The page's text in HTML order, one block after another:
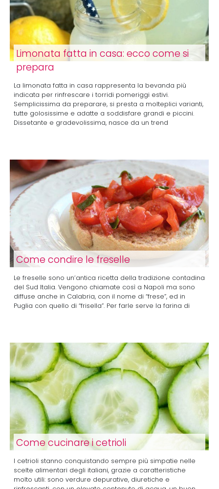
Limonata fatta in casa: ecco come si
prepara
La limonata fatta in casa rappresenta la bevanda più
indicata per rinfrescare i torridi pomeriggi estivi.
Semplicissima da preparare, si presta a molteplici varianti,
tutte golosissime e adatte a soddisfare grandi e piccini.
Dissetante e gradevolissima, nasce da un trend
Come condire le freselle
Le freselle sono un’antica ricetta della tradizione contadina
del Sud Italia. Vengono chiamate così a Napoli ma sono
diffuse anche in Calabria, con il nome di “frese”, ed in
Puglia con quello di “frisella”. Per farle serve la farina di
Come cucinare i cetrioli
I cetrioli stanno conquistando sempre più simpatie nelle
scelte alimentari degli italiani, grazie a caratteristiche
molto utili: sono verdure depurative, diuretiche e